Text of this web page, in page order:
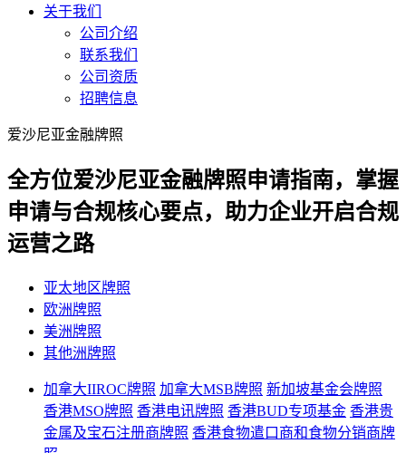
关于我们
公司介绍
联系我们
公司资质
招聘信息
爱沙尼亚金融牌照
全方位爱沙尼亚金融牌照申请指南，掌握
申请与合规核心要点，助力企业开启合规
运营之路
亚太地区牌照
欧洲牌照
美洲牌照
其他洲牌照
加拿大IIROC牌照 加拿大MSB牌照 新加坡基金会牌照
香港MSO牌照 香港电讯牌照 香港BUD专项基金 香港贵
金属及宝石注册商牌照 香港食物遣口商和食物分销商牌